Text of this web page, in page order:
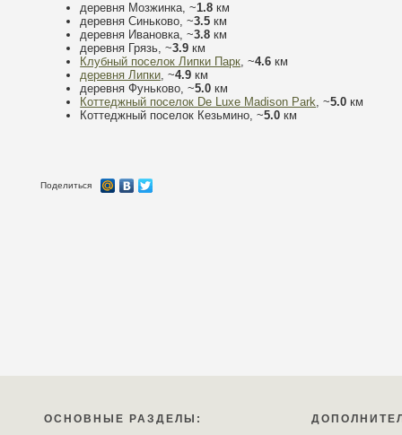
деревня Мозжинка, ~1.8 км
деревня Синьково, ~3.5 км
деревня Ивановка, ~3.8 км
деревня Грязь, ~3.9 км
Клубный поселок Липки Парк, ~4.6 км
деревня Липки, ~4.9 км
деревня Фуньково, ~5.0 км
Коттеджный поселок De Luxe Madison Park, ~5.0 км
Коттеджный поселок Кезьмино, ~5.0 км
Поделиться
ОСНОВНЫЕ РАЗДЕЛЫ: